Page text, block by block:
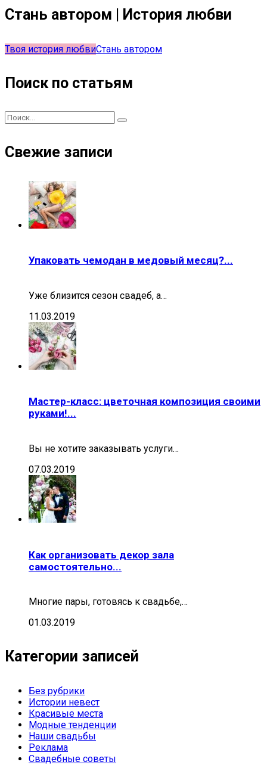
Стань автором | История любви
Твоя история любвиСтань автором
Поиск по статьям
Свежие записи
Упаковать чемодан в медовый месяц?...
Уже близится сезон свадеб, а…
11.03.2019
Мастер-класс: цветочная композиция своими
руками!...
Вы не хотите заказывать услуги…
07.03.2019
Как организовать декор зала
самостоятельно...
Многие пары, готовясь к свадьбе,…
01.03.2019
Категории записей
Без рубрики
Истории невест
Красивые места
Модные тенденции
Наши свадьбы
Реклама
Свадебные советы